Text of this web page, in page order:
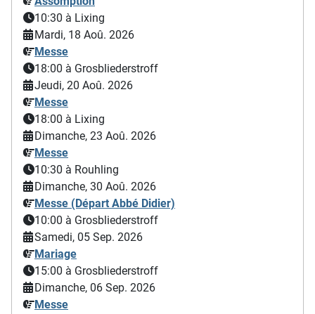
10:30 à Lixing
Mardi, 18 Aoû. 2026
Messe
18:00 à Grosbliederstroff
Jeudi, 20 Aoû. 2026
Messe
18:00 à Lixing
Dimanche, 23 Aoû. 2026
Messe
10:30 à Rouhling
Dimanche, 30 Aoû. 2026
Messe (Départ Abbé Didier)
10:00 à Grosbliederstroff
Samedi, 05 Sep. 2026
Mariage
15:00 à Grosbliederstroff
Dimanche, 06 Sep. 2026
Messe